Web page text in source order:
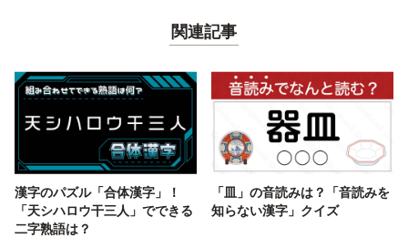
関連記事
漢字のパズル「合体漢字」！
「天シハロウ干三人」でできる
二字熟語は？
「皿」の音読みは？「音読みを
知らない漢字」クイズ